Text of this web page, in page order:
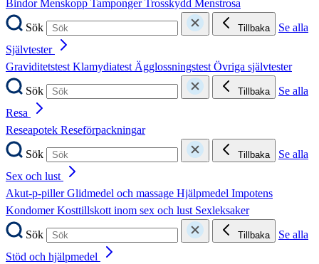
BindorMenskopp TampongerTrosskydd Menstrosa
Sök
Tillbaka
Se alla
Självtester
GraviditetstestKlamydiatestÄgglossningstestÖvriga självtester
Sök
Tillbaka
Se alla
Resa
Reseapotek Reseförpackningar
Sök
Tillbaka
Se alla
Sex och lust
Akut-p-pillerGlidmedel och massage Hjälpmedel Impotens
KondomerKosttillskott inom sex och lust Sexleksaker
Sök
Tillbaka
Se alla
Stöd och hjälpmedel